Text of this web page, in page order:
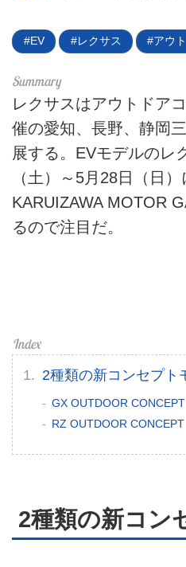
このメディアに
利用規約
プライバシー
ライター名簿
お問い合せ
EV レクサス アウ
レクサスはアウトドア
催の愛知、長野、静岡
展する。EVモデルのレ
（土）～5月28日（日
KARUIZAWA MOTOR
るので注目だ。
2種類の新コンセプト
GX OUTDOOR CONCEPT
RZ OUTDOOR CONCEPT
2種類の新コン